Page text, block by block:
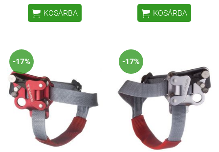
 KOSÁRBA  KOSÁRBA
-17% -17%